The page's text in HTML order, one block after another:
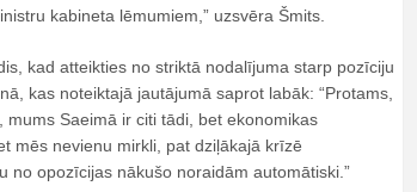
kabineta lēmumiem,” uzsvēra Šmits.
kad atteikties no striktā nodalījuma starp pozīciju
kas noteiktajā jautājumā saprot labāk: “Protams,
Saeimā ir citi tādi, bet ekonomikas
mēs nevienu mirkli, pat dziļākajā krīzē
no opozīcijas nākušo noraidām automātiski.”